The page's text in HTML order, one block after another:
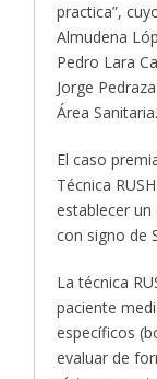
practica”,
Almudena
Pedro Lara
Jorge
Área Sanitaria.
El caso
Técnica
establecer
con signo de
La técnica
paciente
específicos
evaluar de